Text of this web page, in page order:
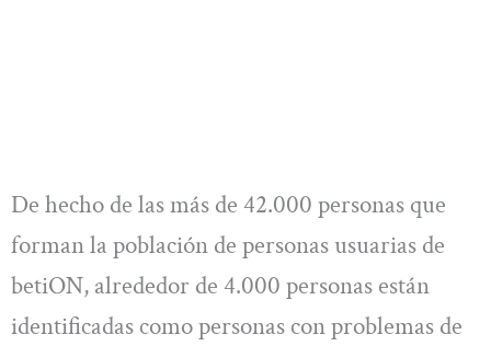
De hecho de las más de 42.000 personas que
forman la población de personas usuarias de
betiON, alrededor de 4.000 personas están
identificadas como personas con problemas de